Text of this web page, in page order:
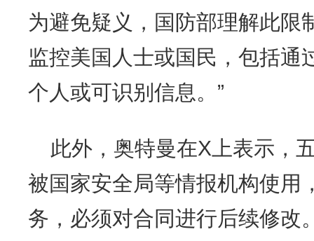
为避免疑义，国防部理解此限
监控美国人士或国民，包括通
个人或可识别信息。”
此外，奥特曼在X上表示，
被国家安全局等情报机构使用
务，必须对合同进行后续修改